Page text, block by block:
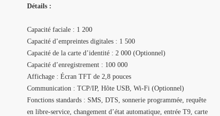
Détails :
Capacité faciale : 1 200
Capacité d’empreintes digitales : 1 500
Capacité de la carte d’identité : 2 000 (Optionnel)
Capacité d’enregistrement : 100 000
Affichage : Écran TFT de 2,8 pouces
Communication : TCP/IP, Hôte USB, Wi-Fi (Optionnel)
Fonctions standards : SMS, DTS, sonnerie programmée, requête
en libre-service, changement d’état automatique, entrée T9, carte